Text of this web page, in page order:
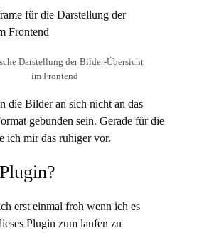
Darstellung der Bilder-Übersicht
im Frontend
die Bilder an sich nicht an das
gebunden sein. Gerade für die
ich mir das ruhiger vor.
erst einmal froh wenn ich es
Plugin zum laufen zu